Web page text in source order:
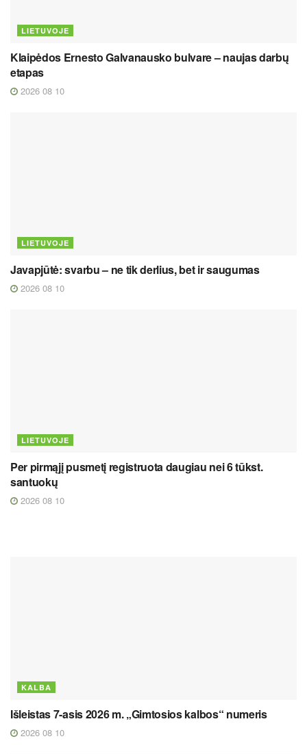
LIETUVOJE
Klaipėdos Ernesto Galvanausko bulvare – naujas darbų
etapas
2026 08 10
LIETUVOJE
Javapjūtė: svarbu – ne tik derlius, bet ir saugumas
2026 08 10
LIETUVOJE
Per pirmąjį pusmetį registruota daugiau nei 6 tūkst.
santuokų
2026 08 10
KALBA
Išleistas 7-asis 2026 m. „Gimtosios kalbos“ numeris
2026 08 10